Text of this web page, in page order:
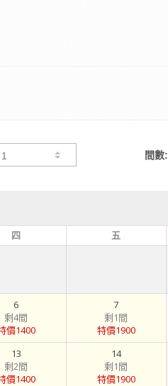
間數:
四 五
6
剩4間
價1400
7
剩1間
特價1900
13
剩2間
價1400
14
剩1間
特價1900